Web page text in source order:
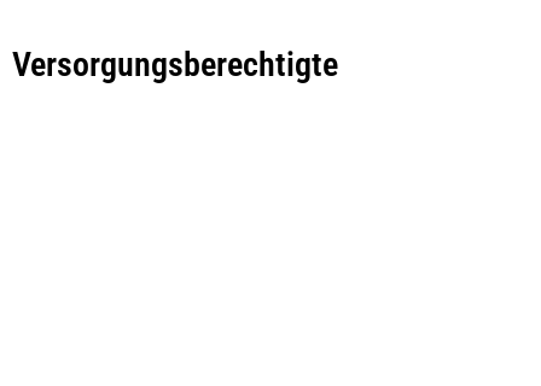
Versorgungsberechtigte